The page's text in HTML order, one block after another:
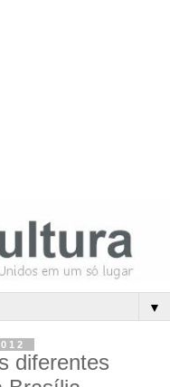
▼
diferentes